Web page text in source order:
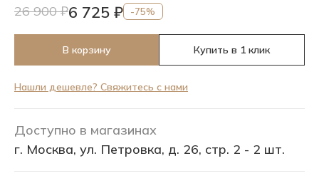
26 900 ₽6 725 ₽ -75%
В корзину Купить в 1 клик
Нашли дешевле? Свяжитесь с нами
Доступно в магазинах
г. Москва, ул. Петровка, д. 26, стр. 2 - 2 шт.